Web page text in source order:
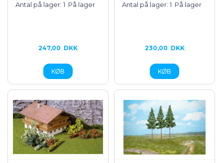
Antal på lager: 1 På lager
247,00 DKK
Antal på lager: 1 På lager
230,00 DKK